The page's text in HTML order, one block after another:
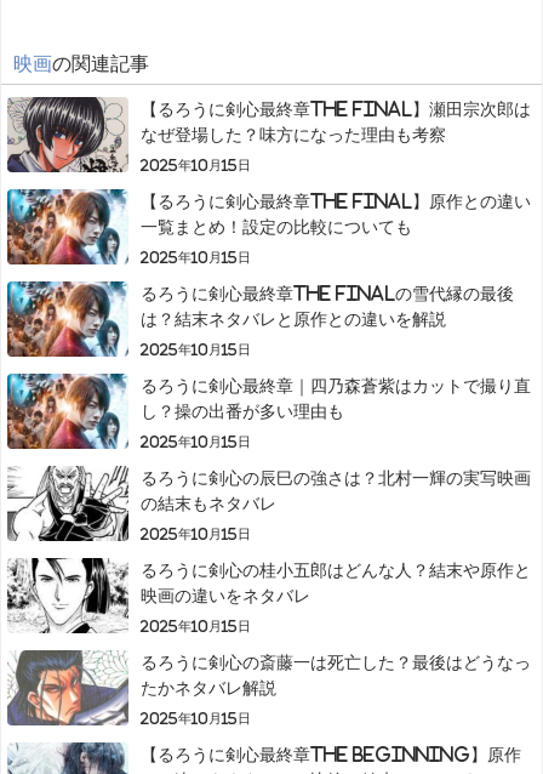
映画の関連記事
【るろうに剣心最終章The Final】瀬田宗次郎は
なぜ登場した？味方になった理由も考察
2025年10月15日
【るろうに剣心最終章The Final】原作との違い
一覧まとめ！設定の比較についても
2025年10月15日
るろうに剣心最終章The Finalの雪代縁の最後
は？結末ネタバレと原作との違いを解説
2025年10月15日
るろうに剣心最終章｜四乃森蒼紫はカットで撮り直
し？操の出番が多い理由も
2025年10月15日
るろうに剣心の辰巳の強さは？北村一輝の実写映画
の結末もネタバレ
2025年10月15日
るろうに剣心の桂小五郎はどんな人？結末や原作と
映画の違いをネタバレ
2025年10月15日
るろうに剣心の斎藤一は死亡した？最後はどうなっ
たかネタバレ解説
2025年10月15日
【るろうに剣心最終章The Beginning】原作